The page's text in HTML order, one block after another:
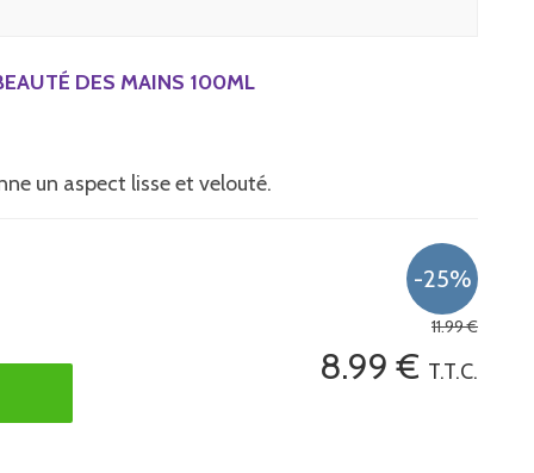
DES MAINS 100ML
un aspect lisse et velouté.
11.99€
8.99 € T.T.C.